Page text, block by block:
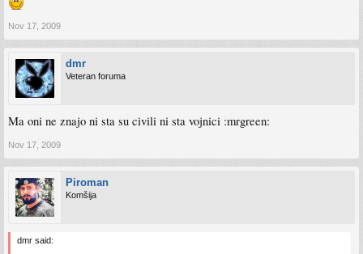
Nov 17, 2009
dmr
Veteran foruma
Ma oni ne znajo ni sta su civili ni sta vojnici :mrgreen:
Nov 17, 2009
Piroman
Komšija
dmr said: